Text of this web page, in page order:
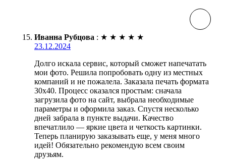
Иванна Рубцова : ★ ★ ★ ★ ★
23.12.2024
Долго искала сервис, который сможет напечатать
мои фото. Решила попробовать одну из местных
компаний и не пожалела. Заказала печать формата
30х40. Процесс оказался простым: сначала
загрузила фото на сайт, выбрала необходимые
параметры и оформила заказ. Спустя несколько
дней забрала в пункте выдачи. Качество
впечатлило — яркие цвета и четкость картинки.
Теперь планирую заказывать еще, у меня много
идей! Обязательно рекомендую всем своим
друзьям.